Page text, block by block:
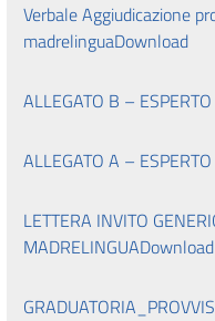
Verbale Aggiudicazione
madrelinguaDownload
ALLEGATO B –
ALLEGATO A –
LETTERA INVITO
MADRELINGUADownload